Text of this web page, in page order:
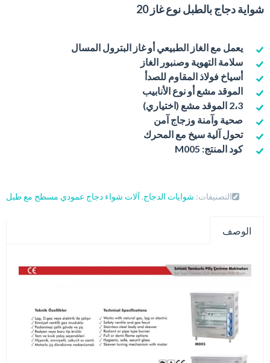
شواية دجاج بالطبل نوع غاز 20
يعمل مع الغاز الطبيعي أو غاز البترول المسال
سلامة التهوية وصنبور الغاز
أسياخ فولاذ المقاوم للصدأ
الموقد مشع أو نوع الأنابيب
2،3 الموقد مشع (اختياري)
صحية وآمنة وزجاج آمن
تحول آلية سيخ مع المحرك
كود المنتج: M005
التصنيفات: شوايات الدجاج,آلات شواء دجاج عمودي مسطح مع طبل
الوصف